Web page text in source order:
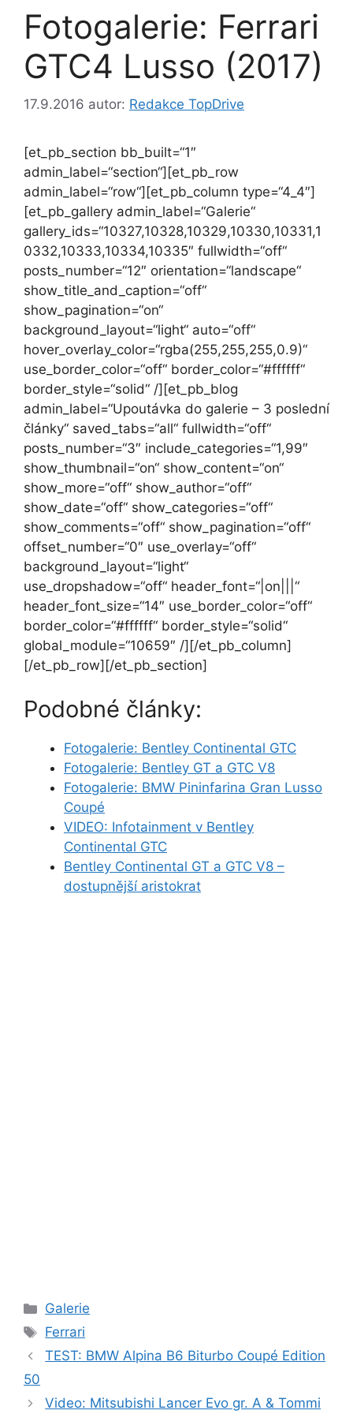
Fotogalerie: Ferrari
GTC4 Lusso (2017)
17.9.2016 autor: Redakce TopDrive
[et_pb_section bb_built=“1″
admin_label=“section“][et_pb_row
admin_label=“row“][et_pb_column type=“4_4″]
[et_pb_gallery admin_label=“Galerie“
gallery_ids=“10327,10328,10329,10330,10331,1
0332,10333,10334,10335″ fullwidth=“off“
posts_number=“12″ orientation=“landscape“
show_title_and_caption=“off“
show_pagination=“on“
background_layout=“light“ auto=“off“
hover_overlay_color=“rgba(255,255,255,0.9)“
use_border_color=“off“ border_color=“#ffffff“
border_style=“solid“ /][et_pb_blog
admin_label=“Upoutávka do galerie – 3 poslední
články“ saved_tabs=“all“ fullwidth=“off“
posts_number=“3″ include_categories=“1,99″
show_thumbnail=“on“ show_content=“on“
show_more=“off“ show_author=“off“
show_date=“off“ show_categories=“off“
show_comments=“off“ show_pagination=“off“
offset_number=“0″ use_overlay=“off“
background_layout=“light“
use_dropshadow=“off“ header_font=“|on|||“
header_font_size=“14″ use_border_color=“off“
border_color=“#ffffff“ border_style=“solid“
global_module=“10659″ /][/et_pb_column]
[/et_pb_row][/et_pb_section]
Podobné články:
Fotogalerie: Bentley Continental GTC
Fotogalerie: Bentley GT a GTC V8
Fotogalerie: BMW Pininfarina Gran Lusso
Coupé
VIDEO: Infotainment v Bentley
Continental GTC
Bentley Continental GT a GTC V8 –
dostupnější aristokrat
Rubriky
Galerie
Štítky
Ferrari
TEST: BMW Alpina B6 Biturbo Coupé Edition
50
Video: Mitsubishi Lancer Evo gr. A & Tommi